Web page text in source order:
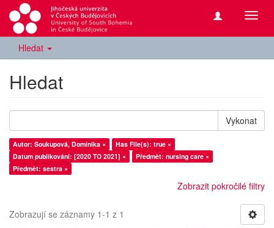
Hledat
Hledat
Vykonat
Autor: Soukupová, Dominika ×
Has File(s): true ×
Datum publikování: [2020 TO 2021] ×
Předmět: nursing care ×
Předmět: sestra ×
Zobrazit pokročilé filtry
Zobrazují se záznamy 1-1 z 1